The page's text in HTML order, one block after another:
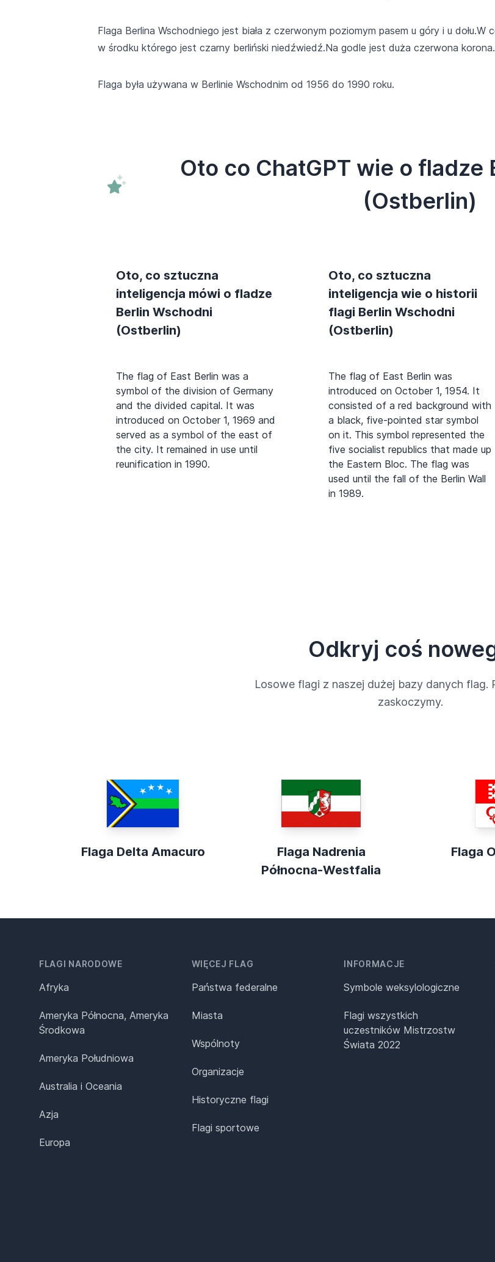
Flaga Berlina Wschodniego jest biała z czerwonym poziomym pasem u góry i u dołu.W
w środku którego jest czarny berliński niedźwiedź.Na godle jest duża czerwona korona.
Flaga była używana w Berlinie Wschodnim od 1956 do 1990 roku.
Oto co ChatGPT wie o fladze
(Ostberlin)
Oto, co sztuczna
inteligencja mówi o fladze
Berlin Wschodni
(Ostberlin)
The flag of East Berlin was a
symbol of the division of Germany
and the divided capital. It was
introduced on October 1, 1969 and
served as a symbol of the east of
the city. It remained in use until
reunification in 1990.
Oto, co sztuczna
inteligencja wie o historii
flagi Berlin Wschodni
(Ostberlin)
The flag of East Berlin was
introduced on October 1, 1954. It
consisted of a red background with
a black, five-pointed star symbol
on it. This symbol represented the
five socialist republics that made up
the Eastern Bloc. The flag was
used until the fall of the Berlin Wall
in 1989.
Odkryj coś
Losowe flagi z naszej dużej bazy danych flag.
zaskoczymy.
Flaga Delta Amacuro
Flaga Nadrenia
Północna-Westfalia
Flaga
FLAGI NARODOWE
Afryka
Ameryka Północna, Ameryka
Środkowa
Ameryka Południowa
Australia i Oceania
Azja
Europa
WIĘCEJ FLAG
Państwa federalne
Miasta
Wspólnoty
Organizacje
Historyczne flagi
Flagi sportowe
INFORMACJE
Symbole weksylologiczne
Flagi wszystkich
uczestników Mistrzostw
Świata 2022